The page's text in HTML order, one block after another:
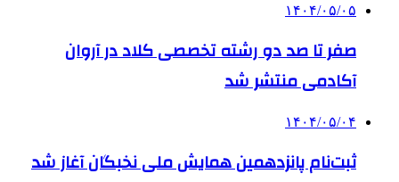
۱۴۰۴/۰۵/۰۵
صفر تا صد دو رشته‌ تخصصی کلاد در آروان
آکادمی منتشر شد
۱۴۰۴/۰۵/۰۴
ثبت‌نام پانزدهمین همایش ملی نخبگان آغاز شد